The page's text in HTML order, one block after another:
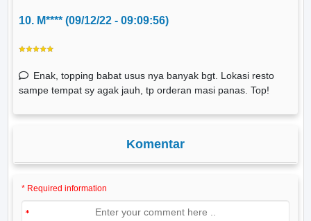
10. M**** (09/12/22 - 09:09:56)
Enak, topping babat usus nya banyak bgt. Lokasi resto
sampe tempat sy agak jauh, tp orderan masi panas. Top!
Komentar
* Required information